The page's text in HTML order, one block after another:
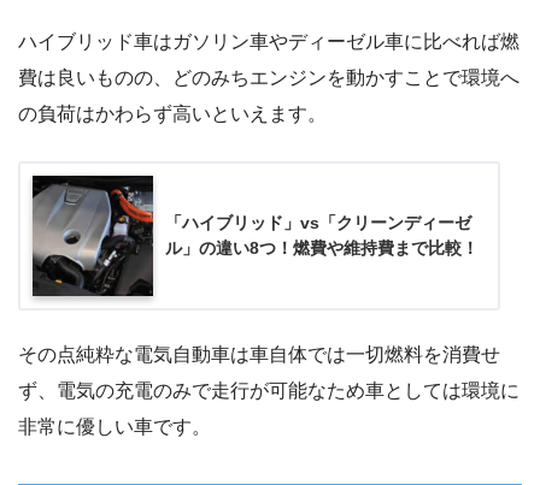
ハイブリッド車はガソリン車やディーゼル車に比べれば燃
費は良いものの、どのみちエンジンを動かすことで環境へ
の負荷はかわらず高いといえます。
「ハイブリッド」vs「クリーンディーゼ
ル」の違い8つ！燃費や維持費まで比較！
その点純粋な電気自動車は車自体では一切燃料を消費せ
ず、電気の充電のみで走行が可能なため車としては環境に
非常に優しい車です。